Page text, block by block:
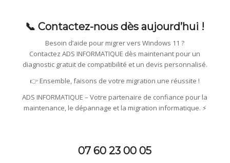
📞 Contactez-nous dès aujourd’hui !
Besoin d’aide pour migrer vers Windows 11 ?
Contactez ADS INFORMATIQUE dès maintenant pour un
diagnostic gratuit de compatibilité et un devis personnalisé.
👉 Ensemble, faisons de votre migration une réussite !
ADS INFORMATIQUE – Votre partenaire de confiance pour la
maintenance, le dépannage et la migration informatique. ⚡
07 60 23 00 05